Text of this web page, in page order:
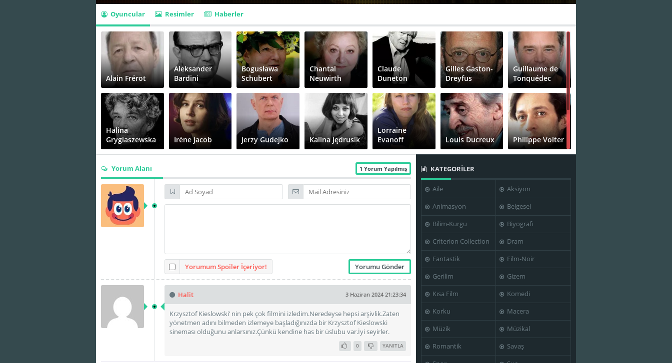
Oyuncular Resimler Haberler
Alain Frérot
Aleksander
Bardini
Bogusława
Schubert
Chantal
Neuwirth
Claude
Duneton
Gilles Gaston-
Dreyfus
Guillaume de
Tonquédec
Halina
Gryglaszewska
Irène Jacob Jerzy Gudejko Kalina Jędrusik
Lorraine
Evanoff
Louis Ducreux Philippe Volter
Sandrine
Dumas
Thierry de
Carbonnières
Kowalski
Youssef Hamid
Kieślowski
Yorum Alanı 1 Yorum Yapılmış
Yorumum Spoiler İçeriyor!
Halit 3 Haziran 2024 21:23:34
Krzysztof Kieslowski’ nin pek çok filmini izledim.Neredeyse hepsi arşivlik.Zaten
yönetmen adını bilmeden izlemeye başladığınızda bir Krzysztof Kieslowski
sineması olduğunu anlarsınız.Çünkü kendine has bir üslubu var.İyi seyirler.
0 YANITLA
KATEGORİLER
Aile
Aksiyon
Animasyon
Belgesel
Bilim-Kurgu
Biyografi
Criterion Collection
Dram
Fantastik
Film-Noir
Gerilim
Gizem
Kısa Film
Komedi
Korku
Macera
Müzik
Müzikal
Romantik
Savaş